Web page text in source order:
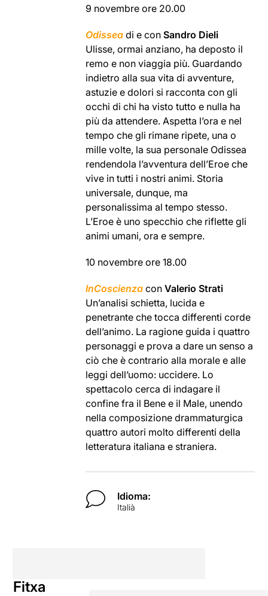
9 novembre ore 20.00
Odissea di e conSandro Dieli
Ulisse, ormai anziano, ha deposto il
remo e non viaggia più. Guardando
indietro alla sua vita di avventure,
astuzie e dolori si racconta con gli
occhi di chi ha visto tutto e nulla ha
più da attendere. Aspetta l’ora e nel
tempo che gli rimane ripete, una o
mille volte, la sua personale Odissea
rendendola l’avventura dell’Eroe che
vive in tutti i nostri animi. Storia
universale, dunque, ma
personalissima al tempo stesso.
L’Eroe è uno specchio che riflette gli
animi umani, ora e sempre.
10 novembre ore 18.00
InCoscienza conValerio Strati
Un’analisi schietta, lucida e
penetrante che tocca differenti corde
dell’animo. La ragione guida i quattro
personaggi e prova a dare un senso a
ciò che è contrario alla morale e alle
leggi dell’uomo: uccidere. Lo
spettacolo cerca di indagare il
confine fra il Bene e il Male, unendo
nella composizione drammaturgica
quattro autori molto differenti della
letteratura italiana e straniera.
Idioma:
Italià
Fitxa